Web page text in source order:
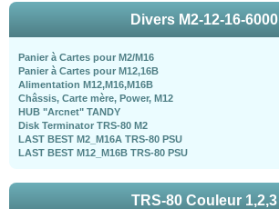
Divers M2-12-16-6000
Panier à Cartes pour M2/M16
Panier à Cartes pour M12,16B
Alimentation M12,M16,M16B
Châssis, Carte mère, Power, M12
HUB "Arcnet" TANDY
Disk Terminator TRS-80 M2
LAST BEST M2_M16A TRS-80 PSU
LAST BEST M12_M16B TRS-80 PSU
TRS-80 Couleur 1,2,3